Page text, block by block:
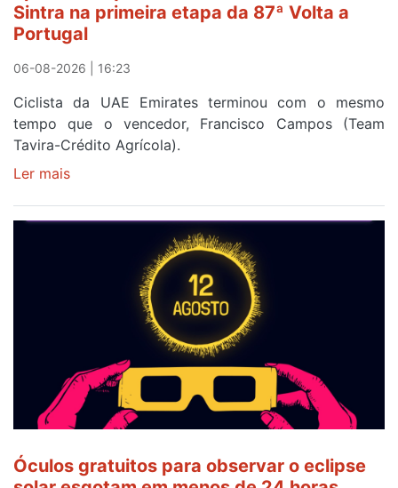
Volta
a
Portugal
Sintra na primeira etapa da 87ª Volta a
Portugal
06-08-2026 | 16:23
Ciclista da UAE Emirates terminou com o mesmo
tempo que o vencedor, Francisco Campos (Team
Tavira-Crédito Agrícola).
Ler mais
ser
o
quarto
a
a
Óculos gratuitos para observar o eclipse